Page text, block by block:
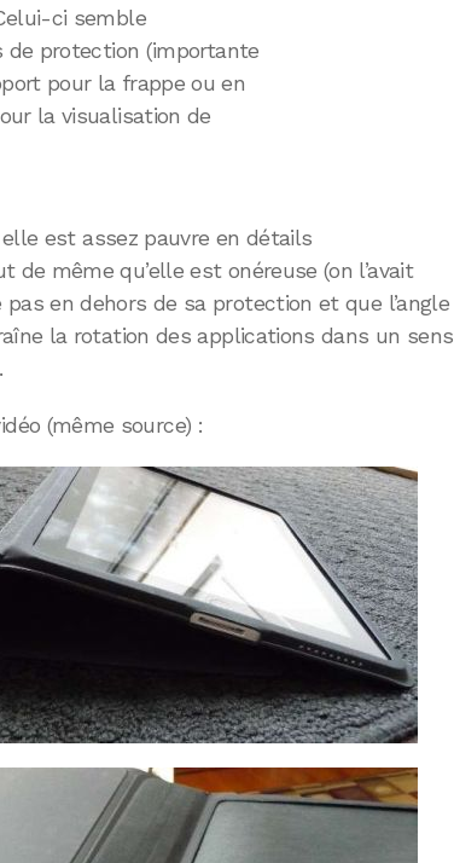
ci semble
de protection (importante
pour la frappe ou en
la visualisation de
elle est assez pauvre en détails
même qu’elle est onéreuse (on l’avait
pas en dehors de sa protection et que l’angle
la rotation des applications dans un sens
(même source) :